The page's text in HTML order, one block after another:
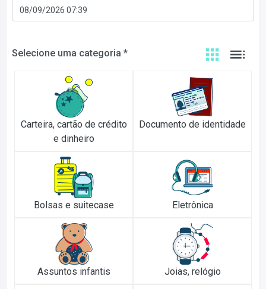
Selecione uma categoria *
Carteira, cartão de crédito
e dinheiro
Documento de identidade
Bolsas e suitecase Eletrônica
Assuntos infantis Joias, relógio